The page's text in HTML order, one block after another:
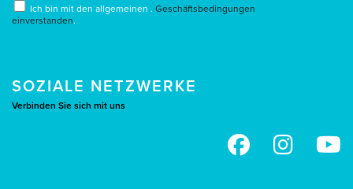
Ich bin mit den allgemeinen . Geschäftsbedingungen
einverstanden.
SOZIALE NETZWERKE
Verbinden Sie sich mit uns